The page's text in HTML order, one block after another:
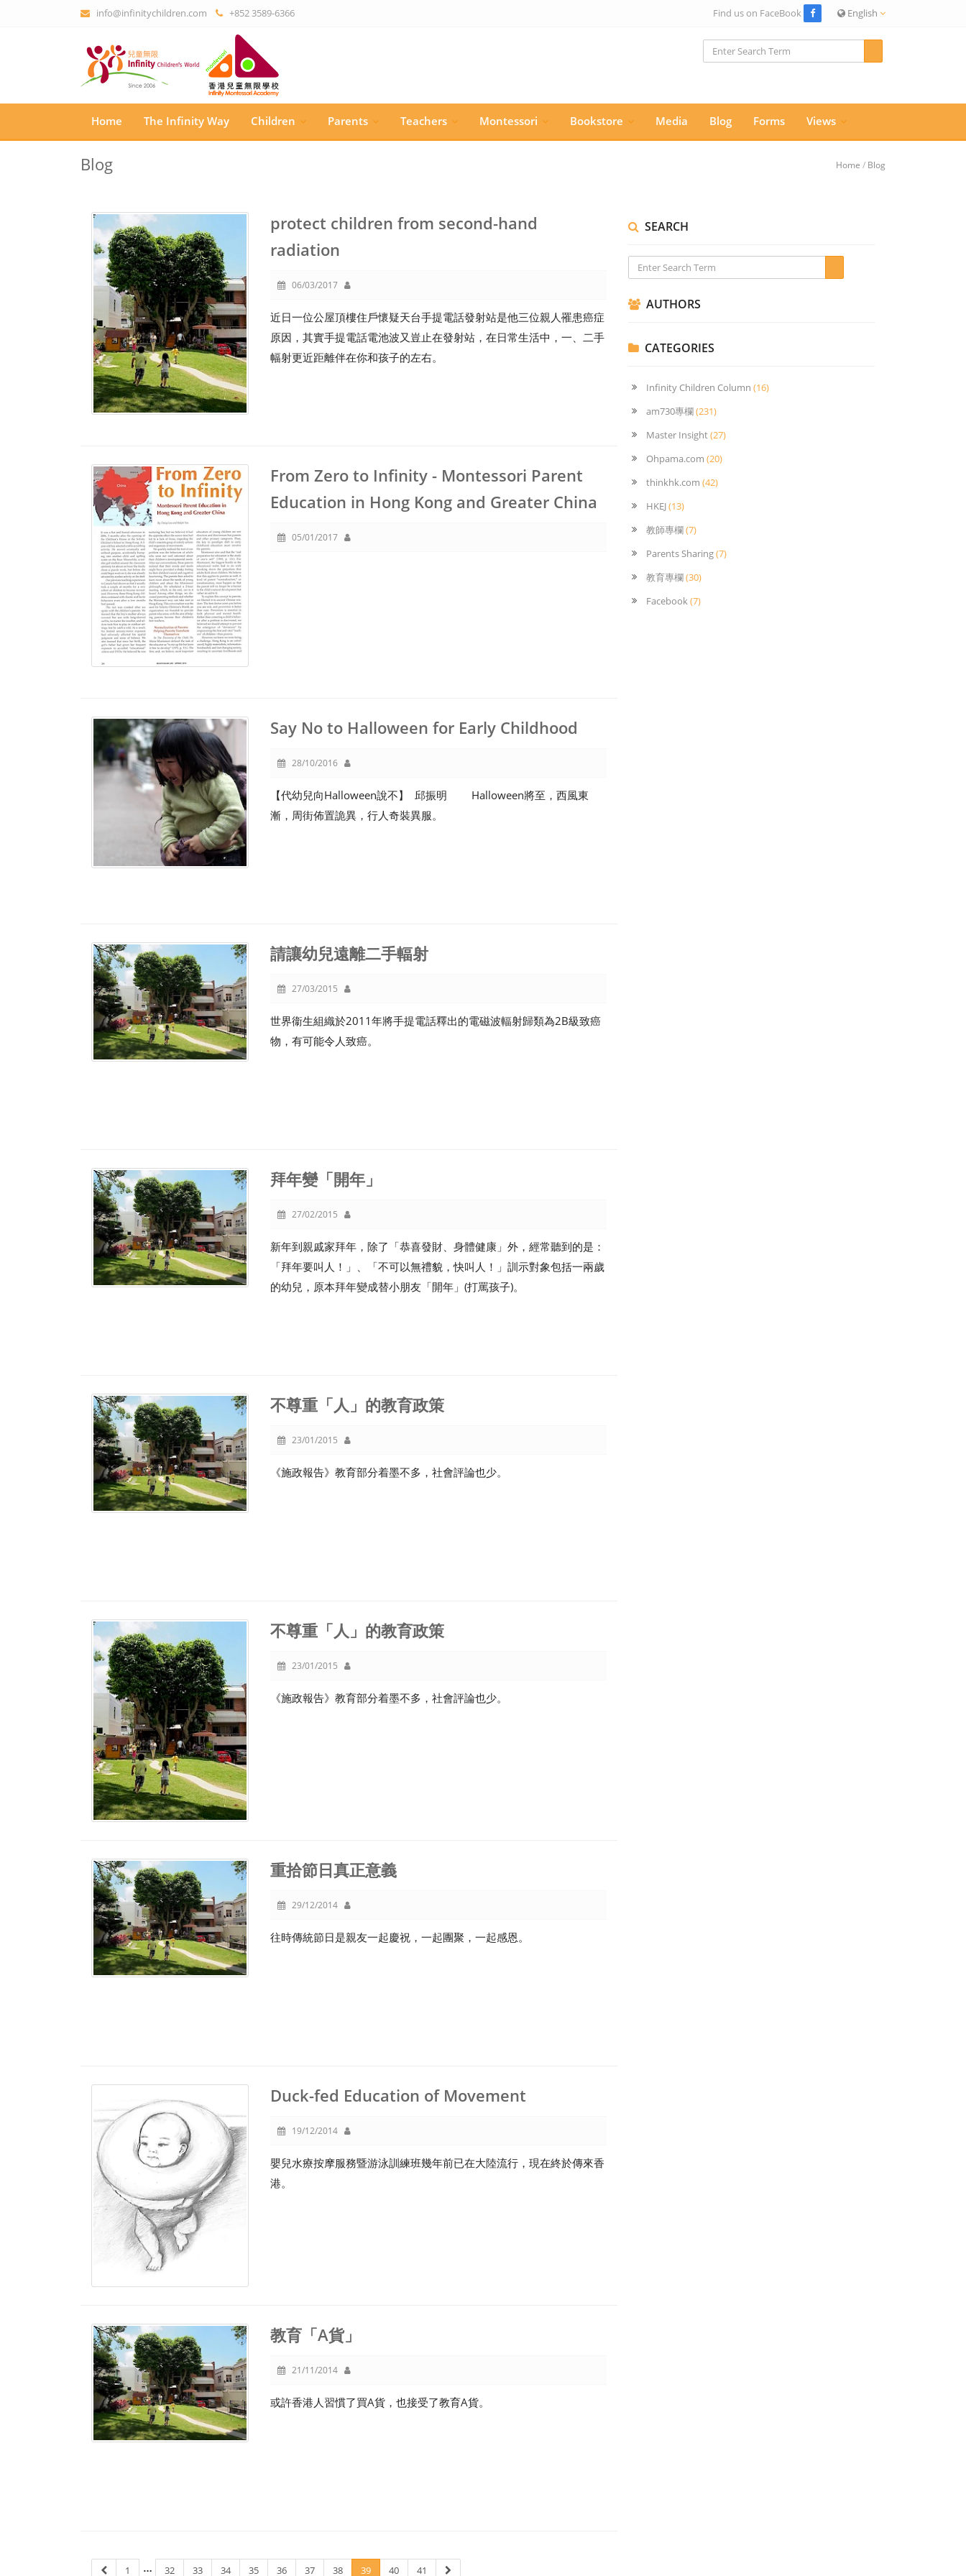
info@infinitychildren.com +852 3589-6366 English
Find us on FaceBook
Home The Infinity Way Children Parents Teachers Montessori Bookstore Media Blog Forms Views
Blog Home / Blog
protect children from second-hand
radiation
06/03/2017
近日一位公屋頂樓住戶懷疑天台手提電話發射站是他三位親人罹患癌症
原因，其實手提電話電池波又豈止在發射站，在日常生活中，一、二手
幅射更近距離伴在你和孩子的左右。
From Zero to Infinity - Montessori Parent
Education in Hong Kong and Greater China
05/01/2017
Say No to Halloween for Early Childhood
28/10/2016
【代幼兒向Halloween說不】 邱振明 Halloween將至，西風東
漸，周街佈置詭異，行人奇裝異服。
請讓幼兒遠離二手輻射
27/03/2015
世界衞生組織於2011年將手提電話釋出的電磁波輻射歸類為2B級致癌
物，有可能令人致癌。
拜年變「開年」
27/02/2015
新年到親戚家拜年，除了「恭喜發財、身體健康」外，經常聽到的是：
「拜年要叫人！」、「不可以無禮貌，快叫人！」訓示對象包括一兩歲
的幼兒，原本拜年變成替小朋友「開年」(打罵孩子)。
不尊重「人」的教育政策
23/01/2015
《施政報告》教育部分着墨不多，社會評論也少。
不尊重「人」的教育政策
23/01/2015
《施政報告》教育部分着墨不多，社會評論也少。
重拾節日真正意義
29/12/2014
往時傳統節日是親友一起慶祝，一起團聚，一起感恩。
Duck-fed Education of Movement
19/12/2014
嬰兒水療按摩服務暨游泳訓練班幾年前已在大陸流行，現在終於傳來香
港。
教育「A貨」
21/11/2014
或許香港人習慣了買A貨，也接受了教育A貨。
1 … 32 33 34 35 36 37 38 39 40 41
SEARCH
AUTHORS
CATEGORIES
Infinity Children Column (16)
am730專欄(231)
Master Insight(27)
Ohpama.com (20)
thinkhk.com (42)
HKEJ(13)
教師專欄(7)
Parents Sharing(7)
教育專欄(30)
Facebook(7)